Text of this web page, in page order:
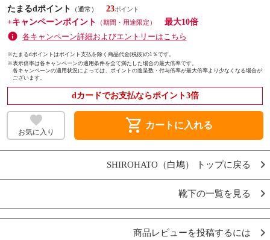
たまるdポイント
（通常）
23
+キャンペーンポイント
（期間・用途限定）
最大10倍
各キャンペーン詳細およびエントリーはこちら
※たまるdポイントはポイント支払を除く商品代金(税抜)の1％です。
※表示倍率は各キャンペーンの適用条件を全て満たした場合の最大倍率です。
各キャンペーンの適用状況によっては、ポイントの進呈数・付与倍率が最大倍率より少なくなる場合が
ございます。
dカードでお支払ならポイント3倍
お気に入り shopping_cart カートに入れる
SHIROHATO（白鳩） トップに戻る
靴下の一覧を見る
商品レビューを投稿するには